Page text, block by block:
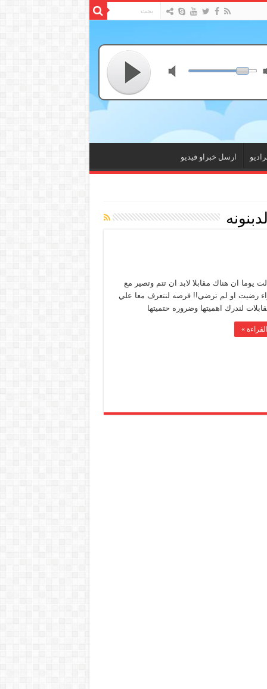
ارسل خبراو فيديو
يوما ان هناك مقابلا لابد ان تتم وتصير مع
رضيت او لم ترضي!! فرصه لنتعرف معا علي
لندرك اهميتها وضروره حتميتها
»